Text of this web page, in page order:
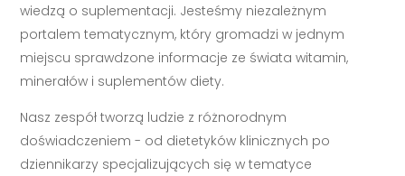
wiedzą o suplementacji. Jesteśmy niezależnym
portalem tematycznym, który gromadzi w jednym
miejscu sprawdzone informacje ze świata witamin,
minerałów i suplementów diety.
Nasz zespół tworzą ludzie z różnorodnym
doświadczeniem - od dietetyków klinicznych po
dziennikarzy specjalizujących się w tematyce